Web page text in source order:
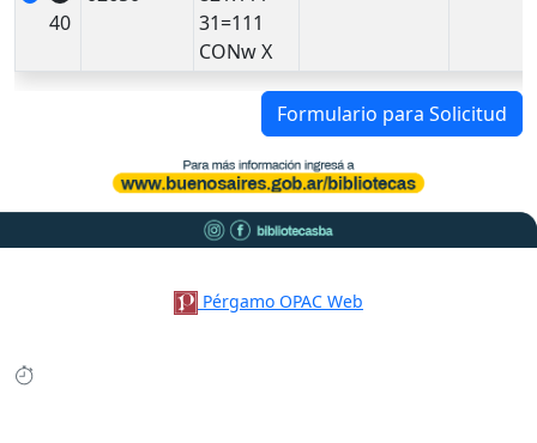
40
31=111
CONw X
Formulario para Solicitud
Pérgamo OPAC Web